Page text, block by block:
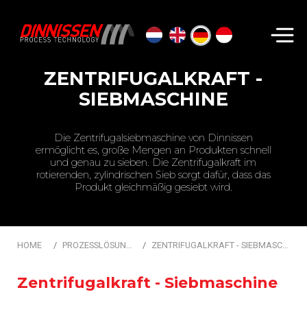
ZENTRIFUGALKRAFT -
SIEBMASCHINE
Die Zentrifugalsiebmaschine von Dinnissen
ermöglicht es, große Mengen an Produkten schnell
und genau zu sieben. Die Zentrifugalkraft im
rotierenden, zylindrischen Sieb sorgt dafür, dass das
Produkt gleichmäßig gesiebt wird.
HOME PROZESSLÖSUNGEN ZENTRIFUGALKRAFT - SIEBMASCHINE
Zentrifugalkraft - Siebmaschine